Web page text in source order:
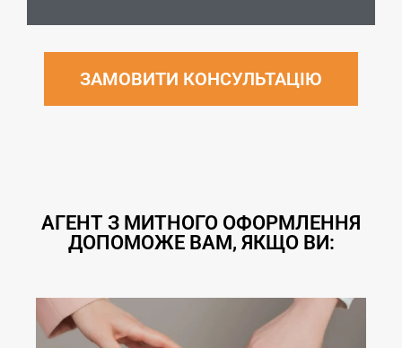
ЗАМОВИТИ КОНСУЛЬТАЦІЮ
АГЕНТ З МИТНОГО ОФОРМЛЕННЯ
ДОПОМОЖЕ ВАМ, ЯКЩО ВИ: